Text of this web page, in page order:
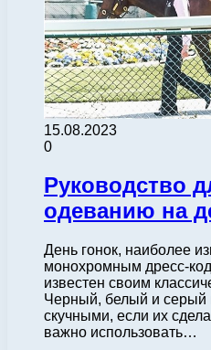
15.08.2023
0
Руководство
одеванию на
День гонок, наиболее
монохромным дресс-
известен своим
Черный, белый и серый
скучными, если их
важно использовать…